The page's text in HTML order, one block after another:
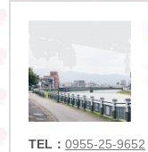
TEL： 0955-25-9652